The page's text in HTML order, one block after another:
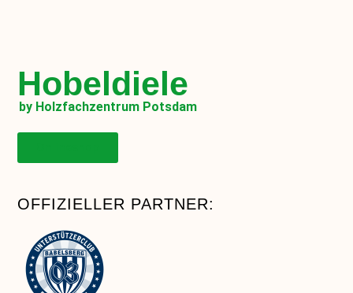
Hobeldiele
by Holzfachzentrum Potsdam
OFFIZIELLER PARTNER: